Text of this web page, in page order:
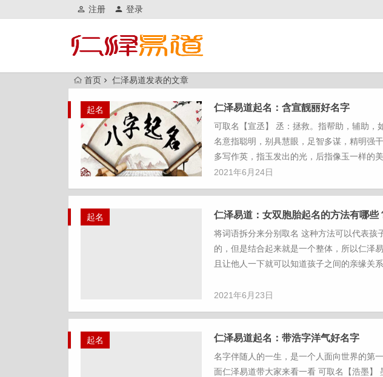
注册 登录
首页 仁泽易道发表的文章
起名 仁泽易道起名：含宣靓丽好名字
可取名【宣丞】 丞：拯救。指帮助，辅助，
名意指聪明，别具慧眼，足智多谋，精明强
多写作英，指玉发出的光，后指像玉一样的美
2021年6月24日
起名 仁泽易道：女双胞胎起名的方法有哪些
将词语拆分来分别取名 这种方法可以代表孩
的，但是结合起来就是一个整体，所以仁泽
且让他人一下就可以知道孩子之间的亲缘关系
2021年6月23日
起名 仁泽易道起名：带浩字洋气好名字
名字伴随人的一生，是一个人面向世界的第
面仁泽易道带大家来看一看 可取名【浩墨】